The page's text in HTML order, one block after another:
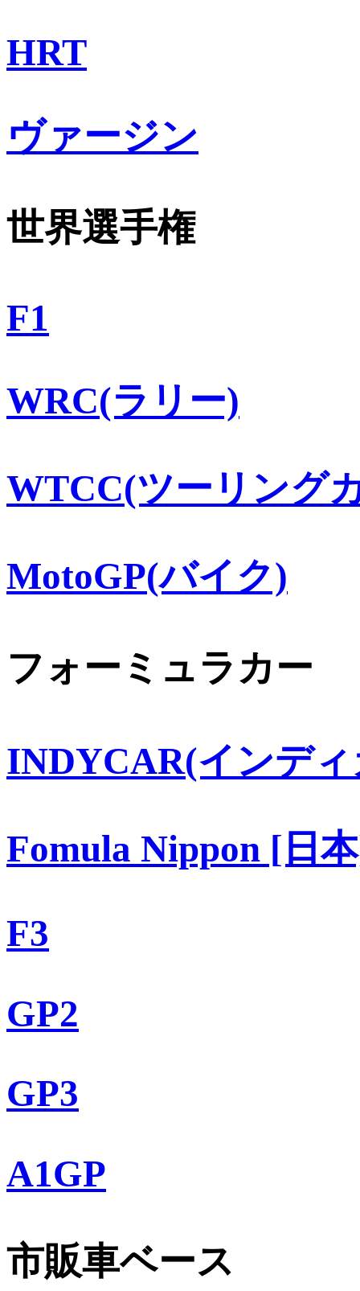
HRT
ヴァージン
世界選手権
F1
WRC(ラリー)
WTCC(ツーリング
MotoGP(バイク)
フォーミュラカー
INDYCAR(インデ
Fomula Nippon [日
F3
GP2
GP3
A1GP
市販車ベース